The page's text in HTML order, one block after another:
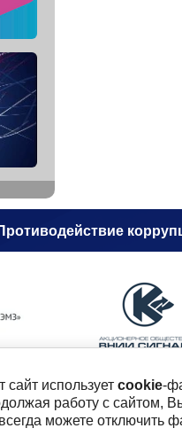
6-96-00
ул. Маяковского, 19
сайт использует cookie-
работу с сайтом,
можете отключить